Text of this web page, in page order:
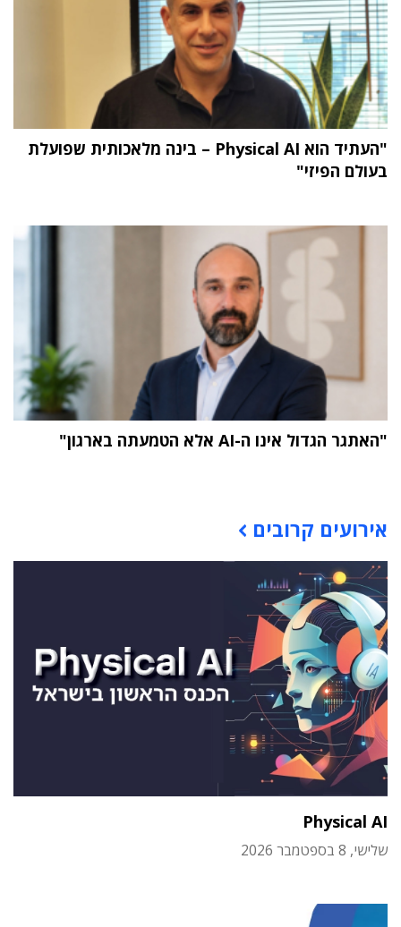
"העתיד הוא Physical AI – בינה מלאכותית שפועלת
בעולם הפיזי"
"האתגר הגדול אינו ה-AI אלא הטמעתה בארגון"
אירועים קרובים
Physical AI
שלישי, 8 בספטמבר 2026